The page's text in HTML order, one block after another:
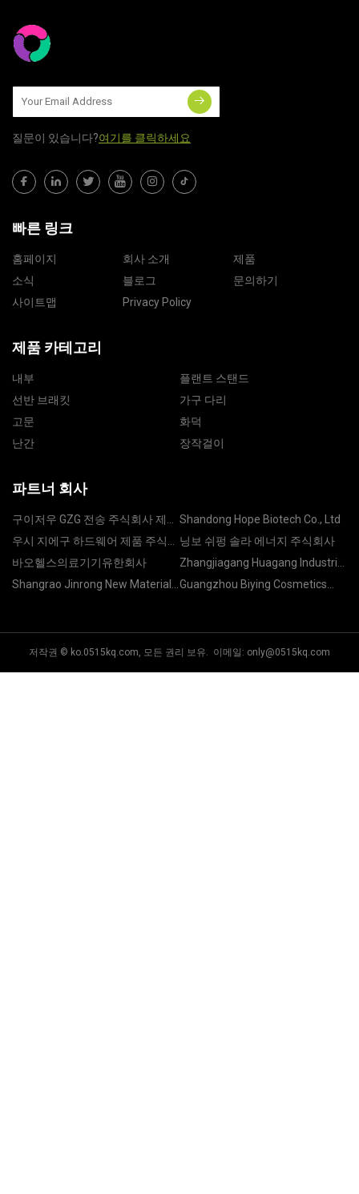
질문이 있습니다?여기를 클릭하세요
빠른 링크
홈페이지 회사 소개
제품
소식
블로그
문의하기
사이트맵
Privacy Policy
제품 카테고리
내부
플랜트 스탠드
선반 브래킷
가구 다리
고문
화덕
난간
장작걸이
파트너 회사
구이저우 GZG 전송 주식회사 제한
된
Shandong Hope Biotech Co., Ltd
우시 지에구 하드웨어 제품 주식회
사 주식회사
닝보 쉬펑 솔라 에너지 주식회사
바오헬스의료기기유한회사
Zhangjiagang Huagang Industrial
Co.,Ltd.
Shangrao Jinrong New Material
Guangzhou Biying Cosmetics
저작권 © ko.0515kq.com, 모든 권리 보유. 이메일: only@0515kq.com